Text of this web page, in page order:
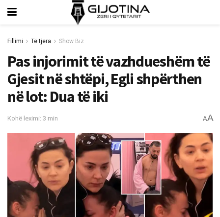
Fillimi Të tjera Show Biz
Pas injorimit të vazhdueshëm të
Gjesit në shtëpi, Egli shpërthen
në lot: Dua të iki
Kohë leximi: 3 min AA